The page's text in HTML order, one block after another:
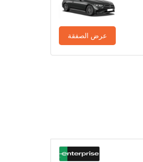
عرض الصفقة